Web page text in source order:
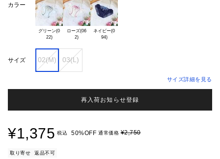
カラー
グリーン(0
22)
ローズ(06
ネイビー(0
94)
サイズ 02(M) 03(L)
サイズ詳細を見る
再入荷お知らせ登録
¥1,375 税込 50%OFF 通常価格¥2,750
取り寄せ 返品不可